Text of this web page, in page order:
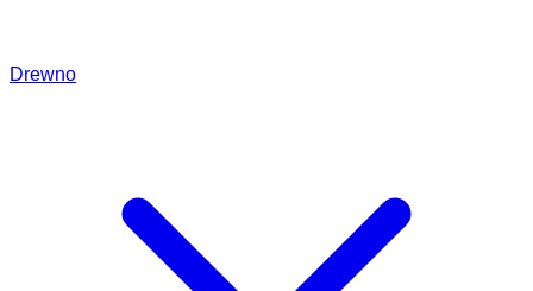
Drewno